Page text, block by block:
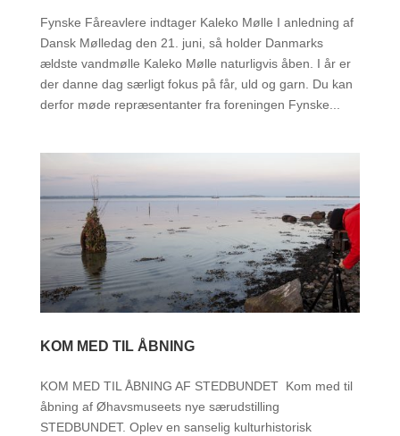
Fynske Fåreavlere indtager Kaleko Mølle I anledning af
Dansk Mølledag den 21. juni, så holder Danmarks
ældste vandmølle Kaleko Mølle naturligvis åben. I år er
der danne dag særligt fokus på får, uld og garn. Du kan
derfor møde repræsentanter fra foreningen Fynske...
KOM MED TIL ÅBNING
KOM MED TIL ÅBNING AF STEDBUNDET Kom med til
åbning af Øhavsmuseets nye særudstilling
STEDBUNDET. Oplev en sanselig kulturhistorisk